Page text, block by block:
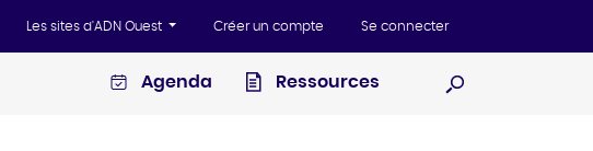
Les sites d'ADN Ouest Créer un compte Se connecter
Agenda
Ressources